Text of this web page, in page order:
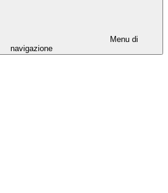
Menu di
navigazione